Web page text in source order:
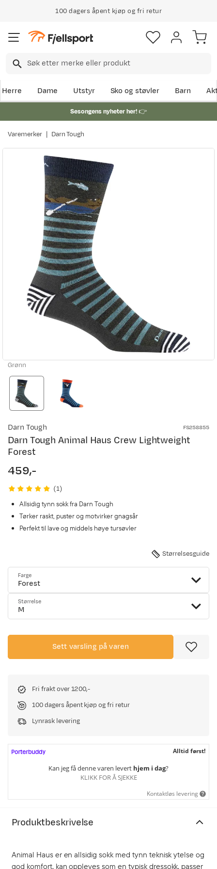
100 dagers åpent kjøp og fri retur
Herre Dame Utstyr Sko og støvler Barn
Sesongens nyheter her!👉
Varemerker Darn Tough
Grønn
Darn Tough FS258855
Darn Tough Animal Haus Crew Lightweight
Forest
price
459,-
(1)
Allsidig tynn sokk fra Darn Tough
Tørker raskt, puster og motvirker gnagsår
Perfekt til lave og middels høye tursøvler
Størrelsesguide
Farge
Forest
Størrelse
M
Sett varsling på varen
Fri frakt over 1200,-
100 dagers åpent kjøp og fri retur
Lynrask levering
Alltid først!
Kan jeg få denne varen levert hjem i dag?
KLIKK FOR Å SJEKKE
Kontaktløs levering
Produktbeskrivelse
Animal Haus er en allsidig sokk med tynn teknisk ytelse og
god komfort, kan oppleves som en typisk dressokk, passer